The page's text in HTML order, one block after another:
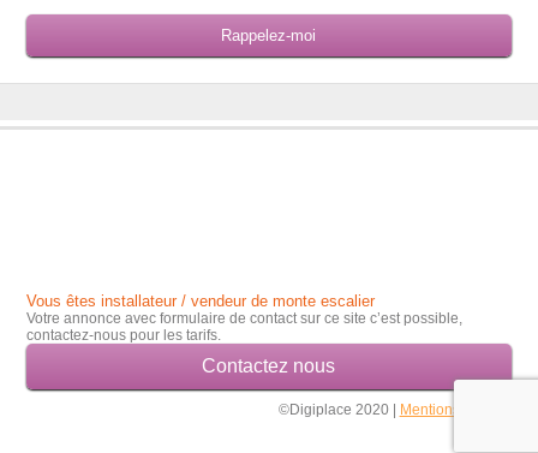
Vous êtes installateur / vendeur de monte escalier
Votre annonce avec formulaire de contact sur ce site c’est possible,
contactez-nous pour les tarifs.
Contactez nous
©Digiplace 2020 | Mentions légales